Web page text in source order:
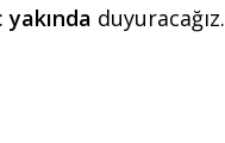
yakında duyuracağız.